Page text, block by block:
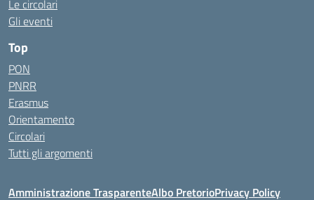
Le circolari
Gli eventi
Top
PON
PNRR
Erasmus
Orientamento
Circolari
Tutti gli argomenti
Amministrazione TrasparenteAlbo PretorioPrivacy Policy